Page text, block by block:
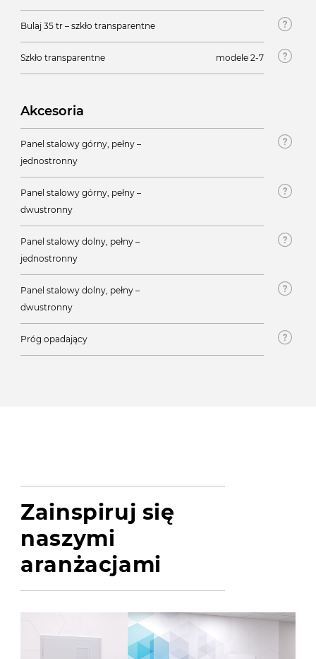
Bulaj 35 tr – szkło transparentne
Szkło transparentne modele 2-7
Akcesoria
Panel stalowy górny, pełny –
jednostronny
Panel stalowy górny, pełny –
dwustronny
Panel stalowy dolny, pełny –
jednostronny
Panel stalowy dolny, pełny –
dwustronny
Próg opadający
Zainspiruj się
naszymi
aranżacjami